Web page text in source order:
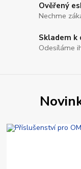
Ověřený
Nechme
Skladem k
Odesíláme